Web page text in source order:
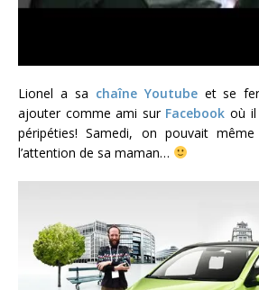
Lionel a sa chaîne Youtubeet se
ajouter comme ami sur Facebook où il
péripéties! Samedi, on pouvait
l’attention de sa maman…